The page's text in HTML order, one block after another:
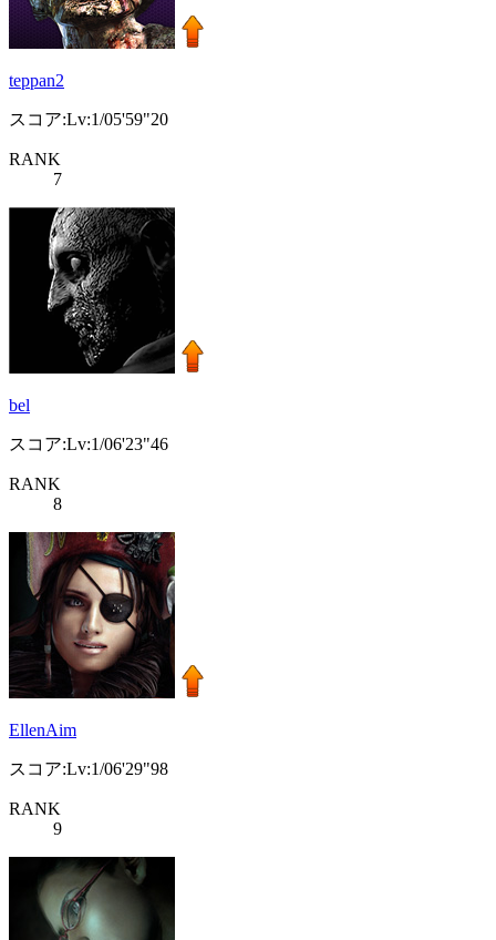
teppan2
スコア:Lv:1/05'59"20
RANK
7
bel
スコア:Lv:1/06'23"46
RANK
8
EllenAim
スコア:Lv:1/06'29"98
RANK
9